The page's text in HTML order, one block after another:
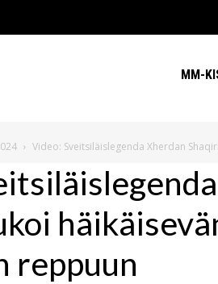
MM-
Video: Sveitsiläislegenda Xherdan
reppuun